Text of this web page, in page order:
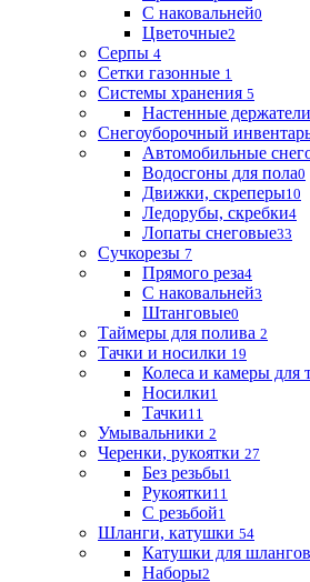
С наковальней0
Цветочные2
Серпы 4
Сетки газонные 1
Системы хранения 5
Настенные держатели
Снегоуборочный
Автомобильные
Водосгоны для пола0
Движки, скреперы10
Ледорубы, скребки4
Лопаты снеговые33
Сучкорезы 7
Прямого реза4
С наковальней3
Штанговые0
Таймеры для полива 2
Тачки и носилки 19
Колеса и камеры для
Носилки1
Тачки11
Умывальники 2
Черенки, рукоятки 27
Без резьбы1
Рукоятки11
С резьбой1
Шланги, катушки 54
Катушки для шлангов
Наборы2